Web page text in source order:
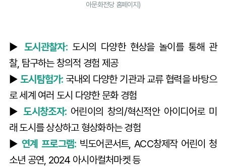
아문화전당 홈페이지)
▶️ 도시관찰자: 도시의 다양한 현상을 놀이를 통해 관
찰, 탐구하는 창의적 경험 제공
▶️ 도시탐험가: 국내외 다양한 기관과 교류 협력을 바탕으
로 세계 여러 도시 다양한 문화 경험
▶️도시창조자: 어린이의 창의/혁신적안 아이디어로 미
래 도시를 상상하고 형상화하는 경험
▶️연계 프로그램: 빅도어콘서트, ACC창제작 어린이 청
소년 공연, 2024 아시아컬처마켓 등